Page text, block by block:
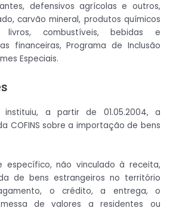
defensivos agrícolas e outros,
carvão mineral, produtos químicos
livros, combustíveis, bebidas e
financeiras, Programa de Inclusão
Especiais.
instituiu, a partir de 01.05.2004, a
COFINS sobre a importação de bens
específico, não vinculado à receita,
de bens estrangeiros no território
o crédito, a entrega, o
de valores a residentes ou